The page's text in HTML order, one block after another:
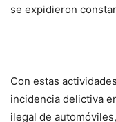
se expidieron
Con estas
incidencia delictiva
ilegal de